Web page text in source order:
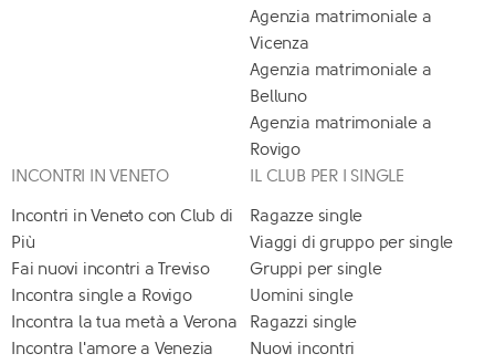
Agenzia matrimoniale a
Vicenza
Agenzia matrimoniale a
Belluno
Agenzia matrimoniale a
Rovigo
INCONTRI IN VENETO
Incontri in Veneto con Club di
Più
Fai nuovi incontri a Treviso
Incontra single a Rovigo
Incontra la tua metà a Verona
Incontra l'amore a Venezia
IL CLUB PER I SINGLE
Ragazze single
Viaggi di gruppo per single
Gruppi per single
Uomini single
Ragazzi single
Nuovi incontri